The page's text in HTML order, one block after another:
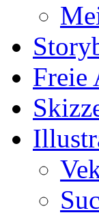
Freie